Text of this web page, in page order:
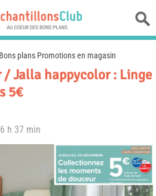
Bons plans Promotions en magasin
Jalla happycolor : Linge
5€
h 37 min